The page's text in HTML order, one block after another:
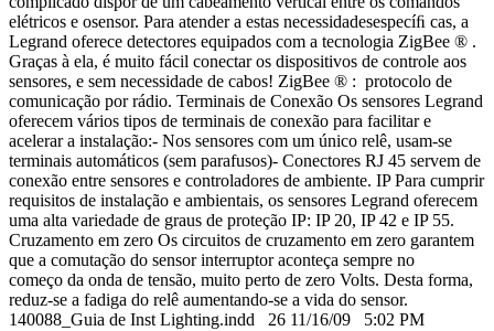
elétricos e osensor. Para atender a estas necessidadesespecíﬁ cas, a
Legrand oferece detectores equipados com a tecnologia ZigBee ® .
Graças à ela, é muito fácil conectar os dispositivos de controle aos
sensores, e sem necessidade de cabos! ZigBee ® : protocolo de
comunicação por rádio. Terminais de Conexão Os sensores Legrand
oferecem vários tipos de terminais de conexão para facilitar e
acelerar a instalação:- Nos sensores com um único relê, usam-se
terminais automáticos (sem parafusos)- Conectores RJ 45 servem de
conexão entre sensores e controladores de ambiente. IP Para cumprir
requisitos de instalação e ambientais, os sensores Legrand oferecem
uma alta variedade de graus de proteção IP: IP 20, IP 42 e IP 55.
Cruzamento em zero Os circuitos de cruzamento em zero garantem
que a comutação do sensor interruptor aconteça sempre no
começo da onda de tensão, muito perto de zero Volts. Desta forma,
reduz-se a fadiga do relê aumentando-se a vida do sensor.
140088_Guia de Inst Lighting.indd 26 11/16/09 5:02 PM